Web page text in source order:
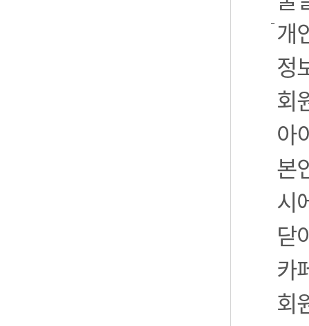
개
정
회
아
본
시
닫
카
회